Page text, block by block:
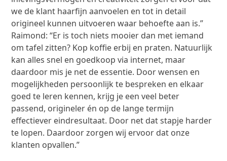
we de klant haarfijn aanvoelen en tot in detail
origineel kunnen uitvoeren waar behoefte aan is.”
Raimond: “Er is toch niets mooier dan met iemand
om tafel zitten? Kop koffie erbij en praten. Natuurlijk
kan alles snel en goedkoop via internet, maar
daardoor mis je net de essentie. Door wensen en
mogelijkheden persoonlijk te bespreken en elkaar
goed te leren kennen, krijg je een veel beter
passend, origineler én op de lange termijn
effectiever eindresultaat. Door net dat stapje harder
te lopen. Daardoor zorgen wij ervoor dat onze
klanten opvallen.”